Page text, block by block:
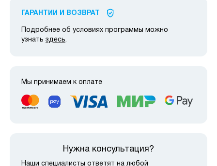
ГАРАНТИИ И ВОЗВРАТ
Подробнее об условиях программы можно
узнать здесь.
Мы принимаем к оплате
Нужна консультация?
Наши специалисты ответят на любой